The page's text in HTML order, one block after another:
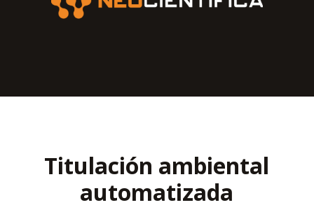
Titulación ambiental
automatizada